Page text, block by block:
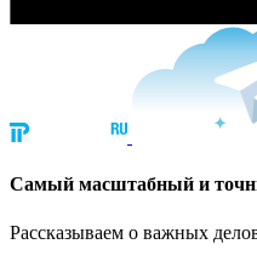
Cамый масштабный и
Рассказываем о важных